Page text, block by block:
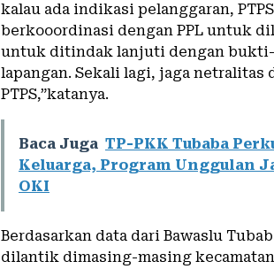
kalau ada indikasi pelanggaran,
berkooordinasi dengan PPL untuk
untuk ditindak lanjuti dengan
lapangan. Sekali lagi, jaga netralitas
PTPS,”katanya.
Baca Juga TP-PKK Tubaba
Keluarga, Program Unggulan
OKI
Berdasarkan data dari Bawaslu
dilantik dimasing-masing